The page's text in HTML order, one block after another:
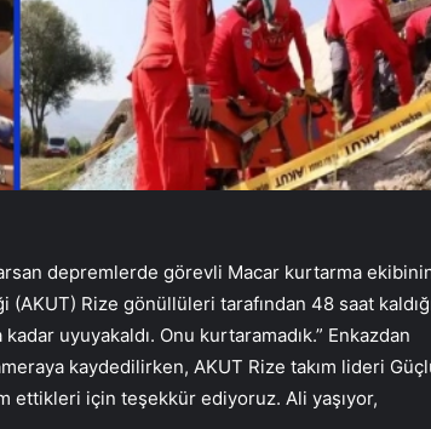
depremlerde görevli Macar kurtarma
(AKUT) Rize gönüllüleri tarafından 48 saat
uyuyakaldı. Onu kurtaramadık.” Enkazdan
kaydedilirken, AKUT Rize takım lideri
ettikleri için teşekkür ediyoruz. Ali yaşıyor,